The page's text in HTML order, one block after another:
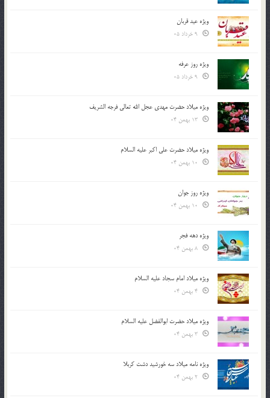
ویژه عید قربان
ویژه روز عرفه
ویژه میلاد حضرت مهدی عجل الله تعالی فرجه الشريف
ویژه میلاد حضرت علی اکبر علیه السلام
ویژه روز جوان
ویژه دهه فجر
ویژه میلاد امام سجاد علیه السلام
ویژه میلاد حضرت ابوالفضل علیه السلام
ویژه نامه میلاد سه خورشید دشت کربلا